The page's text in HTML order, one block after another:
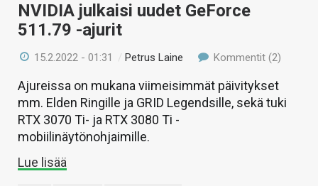
NVIDIA julkaisi uudet GeForce
511.79 -ajurit
15.2.2022 - 01:31 /Petrus Laine Kommentit (2)
Ajureissa on mukana viimeisimmät päivitykset
mm. Elden Ringille ja GRID Legendsille, sekä tuki
RTX 3070 Ti- ja RTX 3080 Ti -
mobiilinäytönohjaimille.
Lue lisää